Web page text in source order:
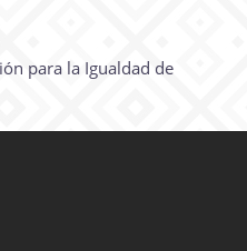
para la Igualdad de